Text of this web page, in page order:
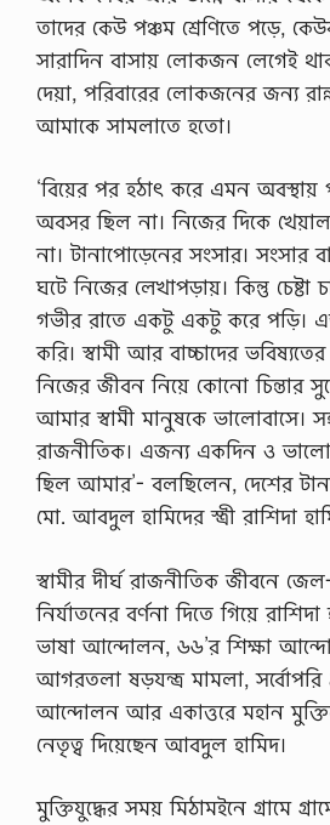
তাদের কেউ পঞ্চম শ্রেণিতে পড়ে,
সারাদিন বাসায় লোকজন লেগেই
দেয়া, পরিবারের লোকজনের জন্য
আমাকে সামলাতে হতো।
‘বিয়ের পর হঠাৎ করে এমন
অবসর ছিল না। নিজের দিকে
না। টানাপোড়েনের সংসার। সংসার
ঘটে নিজের লেখাপড়ায়। কিন্তু চেষ্টা
গভীর রাতে একটু একটু করে পড়ি।
করি। স্বামী আর বাচ্চাদের
নিজের জীবন নিয়ে কোনো চিন্তার
আমার স্বামী মানুষকে ভালোবাসে।
রাজনীতিক। এজন্য একদিন ও ভালো
ছিল আমার’- বলছিলেন, দেশের টানা
মো. আবদুল হামিদের স্ত্রী রাশিদা
স্বামীর দীর্ঘ রাজনীতিক জীবনে
নির্যাতনের বর্ণনা দিতে গিয়ে
ভাষা আন্দোলন, ৬৬’র শিক্ষা
আগরতলা ষড়যন্ত্র মামলা,
আন্দোলন আর একাত্তরে মহান
নেতৃত্ব দিয়েছেন আবদুল হামিদ।
মুক্তিযুদ্ধের সময় মিঠামইনে গ্রামে